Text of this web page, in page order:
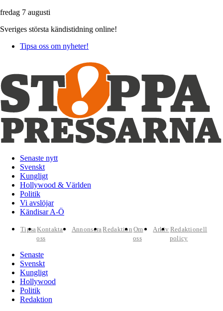
fredag 7 augusti
Sveriges största kändistidning online!
Tipsa oss om nyheter!
Senaste nytt
Svenskt
Kungligt
Hollywood & Världen
Politik
Vi avslöjar
Kändisar A-Ö
TipsaKontakta
oss
AnnonseraRedaktion Om
oss
Arkiv Redaktionell
policy
Senaste
Svenskt
Kungligt
Hollywood
Politik
Redaktion